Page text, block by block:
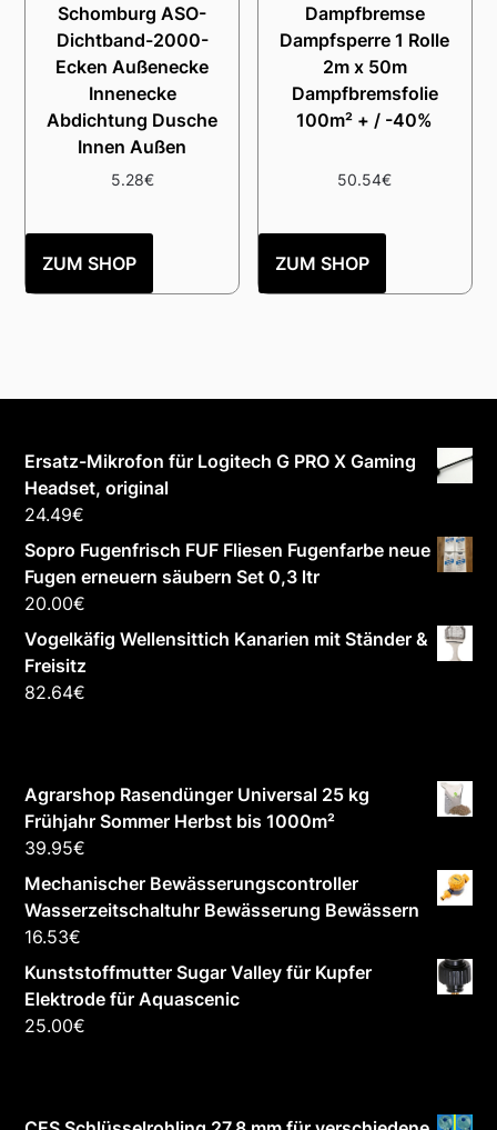
Schomburg ASO-
Dichtband-2000-
Ecken Außenecke
Innenecke
Abdichtung Dusche
Innen Außen
5.28€
ZUM SHOP
Dampfbremse
Dampfsperre 1 Rolle
2m x 50m
Dampfbremsfolie
100m² + / -40%
50.54€
ZUM SHOP
Ersatz-Mikrofon für Logitech G PRO X Gaming
Headset, original
24.49€
Sopro Fugenfrisch FUF Fliesen Fugenfarbe neue
Fugen erneuern säubern Set 0,3 ltr
20.00€
Vogelkäfig Wellensittich Kanarien mit Ständer &
Freisitz
82.64€
Agrarshop Rasendünger Universal 25 kg
Frühjahr Sommer Herbst bis 1000m²
39.95€
Mechanischer Bewässerungscontroller
Wasserzeitschaltuhr Bewässerung Bewässern
16.53€
Kunststoffmutter Sugar Valley für Kupfer
Elektrode für Aquascenic
25.00€